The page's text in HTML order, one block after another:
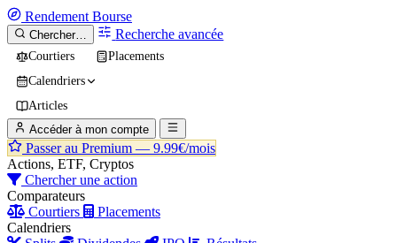
Rendement Bourse
Chercher… Recherche avancée
Courtiers
Placements
Calendriers
Articles
Accéder à mon compte
Passer au Premium — 9.99€/mois
Actions, ETF, Cryptos
Chercher une action
Comparateurs
Courtiers
Placements
Calendriers